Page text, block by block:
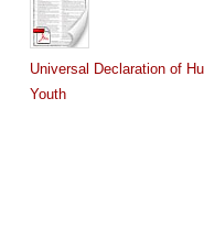
Universal Declaration of
Youth